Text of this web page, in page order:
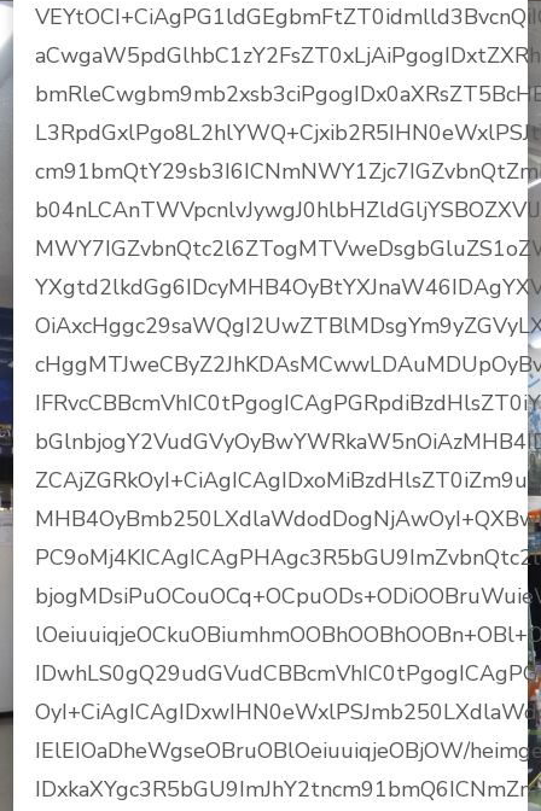
IElEIOaDheWgseOBruOBlOeiuuiqjeOBjOW/